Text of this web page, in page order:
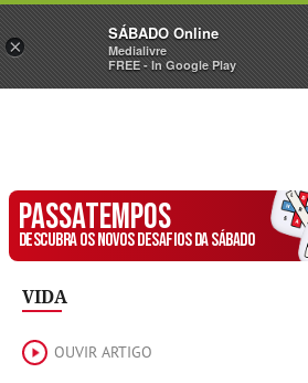
Sábado Assine
PASSATEMPOS
DESCUBRA OS NOVOS DESAFIOS DA SÁBADO
VIDA
OUVIR ARTIGO
×
SÁBADO Online
Medialivre
FREE - In Google Play